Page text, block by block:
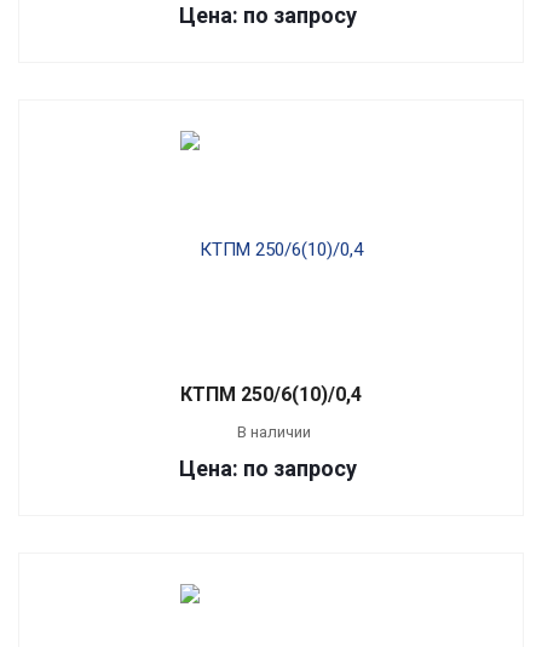
Цена: по запросу
КТПМ 250/6(10)/0,4
В наличии
Цена: по запросу